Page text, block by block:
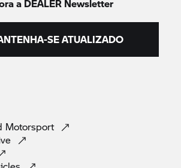
a DEALER Newsletter
SE ATUALIZADO
Motorsport